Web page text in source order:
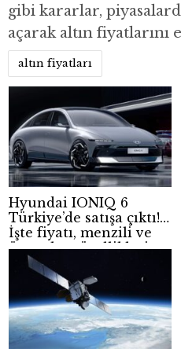
gibi kararlar,
açarak altın fiyatlarını
altın fiyatları
Hyundai IONIQ 6
Türkiye’de satışa çıktı!
İşte fiyatı, menzili ve
öne çıkan özellikleri